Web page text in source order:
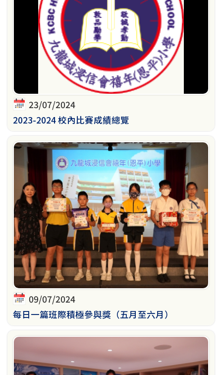
23/07/2024
2023-2024 校內比賽成績總覽
09/07/2024
每日一篇班際積極參與獎（五月至六月）